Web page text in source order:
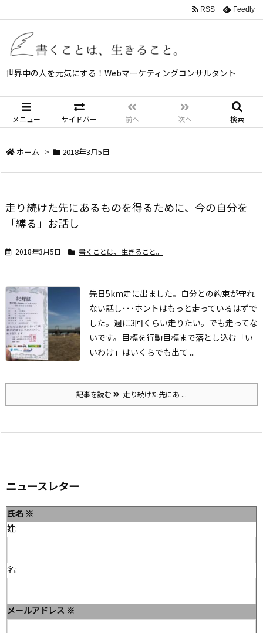
世界中の人を元気にする！Webマーケティングコンサルタント
メニュー サイドバー 前へ 次へ 検索
RSS Feedly
ホーム > 2018年3月5日
走り続けた先にあるものを得るために、今の自分を
「縛る」お話し
2018年3月5日 書くことは、生きること。
先日5km走に出ました。 自分との約束が守れ
ない話し･･･ ホントはもっと走っているはずで
した。週に3回くらい走りたい。でも走ってな
いです。 目標を行動目標まで落とし込む 「い
いわけ」はいくらでも出て ...
記事を読む 走り続けた先にあ ...
ニュースレター
氏名 ※
姓:
名:
メールアドレス ※